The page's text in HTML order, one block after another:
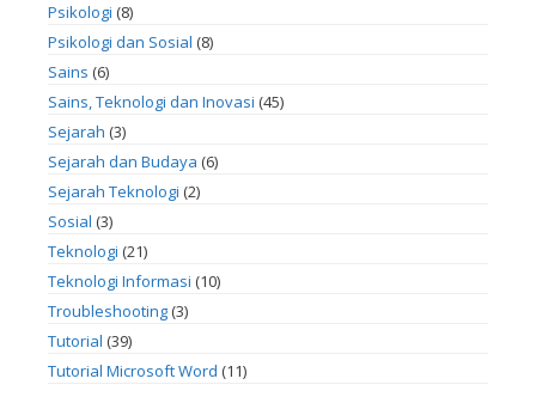
Psikologi (8)
Psikologi dan Sosial (8)
Sains (6)
Sains, Teknologi dan Inovasi (45)
Sejarah (3)
Sejarah dan Budaya (6)
Sejarah Teknologi (2)
Sosial (3)
Teknologi (21)
Teknologi Informasi (10)
Troubleshooting (3)
Tutorial (39)
Tutorial Microsoft Word (11)